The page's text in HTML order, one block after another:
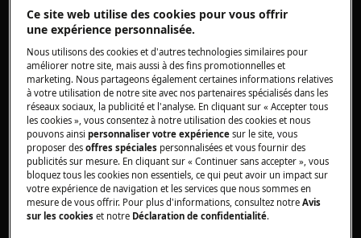
Quelque chose de particulier se dégage
lorsqu’on cuit des aliments au barbecue.
L’aspect des aliments… Le crépitement…
L’odeur…
Ce site web utilise des cookies pour vous offrir
une expérience personnalisée.
Nous utilisons des cookies et d'autres technologies similaires pour
améliorer notre site, mais aussi à des fins promotionnelles et
marketing. Nous partageons également certaines informations relatives
à votre utilisation de notre site avec nos partenaires spécialisés dans les
réseaux sociaux, la publicité et l'analyse. En cliquant sur « Accepter tous
les cookies », vous consentez à notre utilisation des cookies et nous
pouvons ainsipersonnaliser votre expériencesur le site, vous
proposer desoffres spéciales personnalisées et vous fournir des
publicités sur mesure. En cliquant sur « Continuer sans accepter », vous
bloquez tous les cookies non essentiels, ce qui peut avoir un impact sur
votre expérience de navigation et les services que nous sommes en
mesure de vous offrir. Pour plus d'informations, consultez notreAvis
sur les cookies et notre Déclaration de confidentialité.